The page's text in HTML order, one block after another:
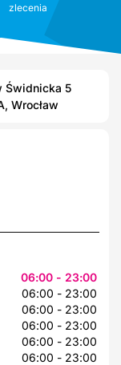
zlecenia
Świdnicka 5
Wrocław
06:00 - 23:00
06:00 - 23:00
06:00 - 23:00
06:00 - 23:00
06:00 - 23:00
06:00 - 23:00